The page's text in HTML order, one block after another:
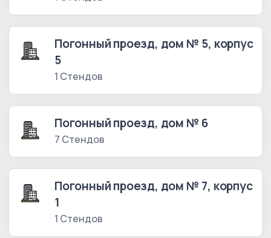
Погонный проезд, дом № 5, корпус
5
1 Стендов
Погонный проезд, дом № 6
7 Стендов
Погонный проезд, дом № 7, корпус
1
1 Стендов